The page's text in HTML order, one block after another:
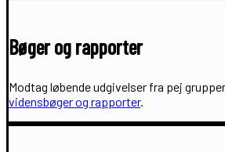
Bøger og rapporter
Modtag løbende udgivelser fra pej
vidensbøger og rapporter.